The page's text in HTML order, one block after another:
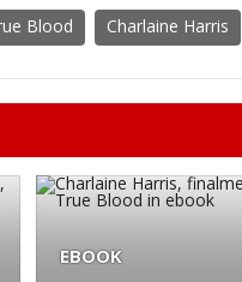
Blood Charlaine Harris
EBOOK